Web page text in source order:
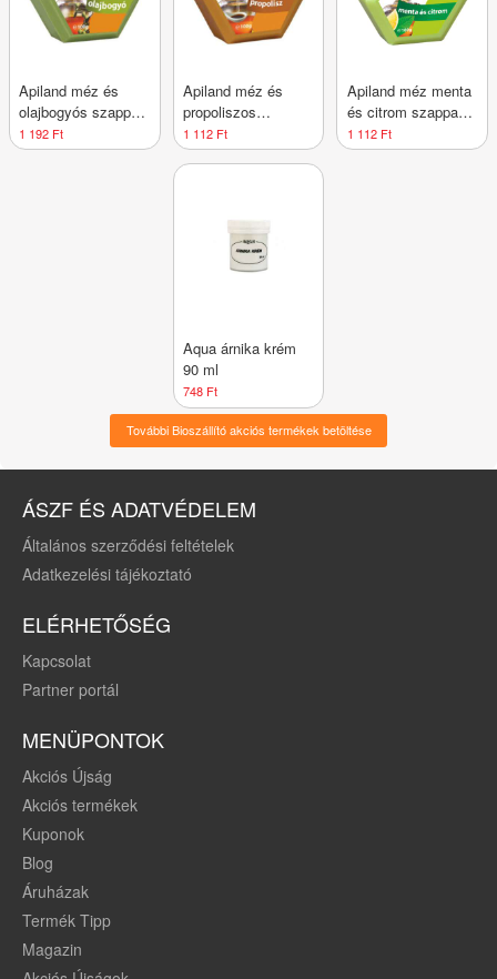
Apiland méz és
olajbogyós szappan
100 g
1 192 Ft
Apiland méz és
propoliszos
szappan 100 g
1 112 Ft
Apiland méz menta
és citrom szappan
100 g
1 112 Ft
Aqua árnika krém
90 ml
748 Ft
További Bioszállító akciós termékek betöltése
ÁSZF ÉS ADATVÉDELEM
Általános szerződési feltételek
Adatkezelési tájékoztató
ELÉRHETŐSÉG
Kapcsolat
Partner portál
MENÜPONTOK
Akciós Újság
Akciós termékek
Kuponok
Blog
Áruházak
Termék Tipp
Magazin